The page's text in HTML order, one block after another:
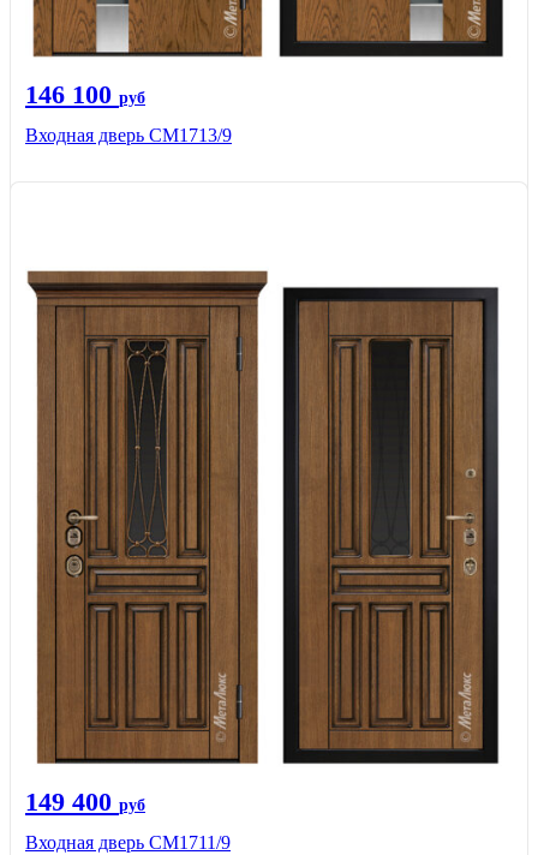
146 100 руб
Входная дверь CМ1713/9
149 400 руб
Входная дверь CМ1711/9